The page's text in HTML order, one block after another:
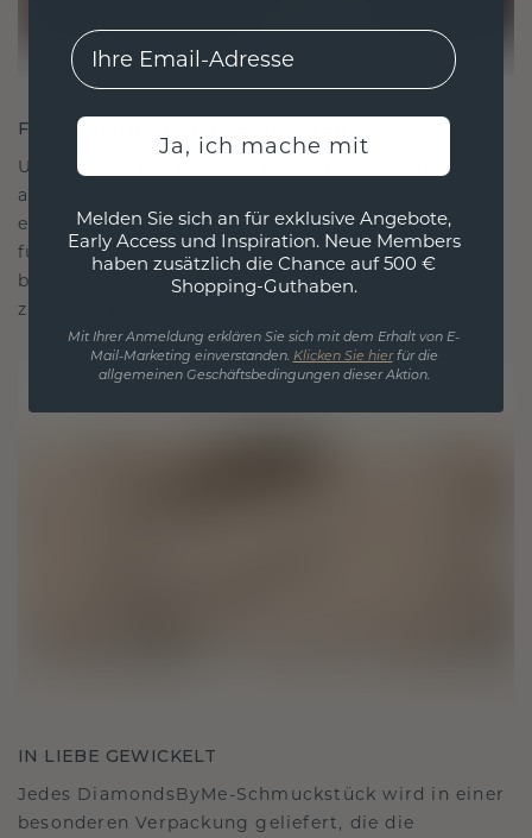
FÜR VERBINDUNGEN GESCHAFFEN
Unsere Designphilosophie ist auf Verbindung
ausgelegt, wobei jedes Stück so gestaltet ist, dass
es die Zeit überdauert. Es wird zu Ihrem Symbol
für Liebe und wertvolle Momente, das dazu
bestimmt ist, für immer getragen und geschätzt
zu werden.
IN LIEBE GEWICKELT
Jedes DiamondsByMe-Schmuckstück wird in einer
besonderen Verpackung geliefert, die die
EMail
Ja, ich mache mit
Melden Sie sich an für exklusive Angebote,
Early Access und Inspiration. Neue Members
haben zusätzlich die Chance auf 500 €
Shopping-Guthaben.
Mit Ihrer Anmeldung erklären Sie sich mit dem Erhalt von E-
Mail-Marketing einverstanden. Klicken Sie hierfür die
allgemeinen Geschäftsbedingungen dieser Aktion.